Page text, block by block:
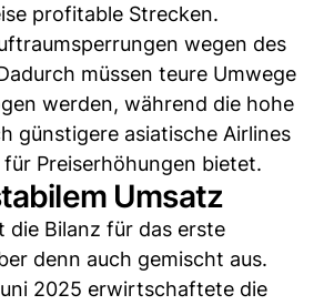
profitable Strecken.
wegen des
müssen teure Umwege
werden, während die hohe
günstigere asiatische Airlines
Preiserhöhungen bietet.
Umsatz
die Bilanz für das erste
denn auch gemischt aus.
2025 erwirtschaftete die